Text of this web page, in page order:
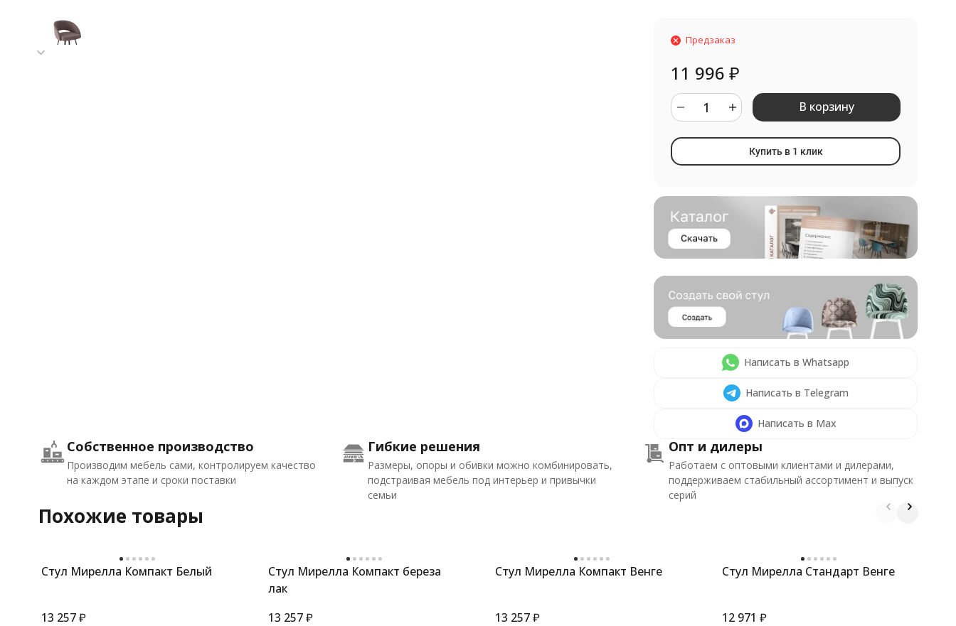
Предзаказ
11 996₽
В корзину
Купить в 1 клик
Написать в Whatsapp
Написать в Telegram
Написать в Max
Собственное производство
Производим мебель сами, контролируем качество
на каждом этапе и сроки поставки
Гибкие решения
Размеры, опоры и обивки можно комбинировать,
подстраивая мебель под интерьер и привычки
семьи
Опт и дилеры
Работаем с оптовыми клиентами и дилерами,
поддерживаем стабильный ассортимент и выпуск
серий
Похожие товары
Стул Мирелла Компакт Белый
13 257 ₽
Стул Мирелла Компакт береза
лак
13 257₽
Стул Мирелла Компакт Венге
13 257₽
Стул Мирелла Стандарт Венге
12 971 ₽